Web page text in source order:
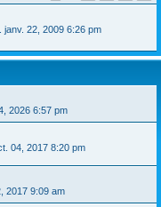
janv. 22, 2009 6:26 pm
2026 6:57 pm
04, 2017 8:20 pm
2017 9:09 am